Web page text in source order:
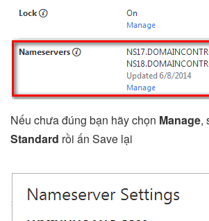
Nếu chưa đúng bạn hãy chọn Manage,
Standard rồi ấn Save lại